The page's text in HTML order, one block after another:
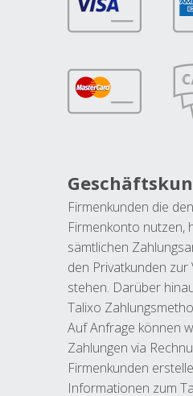
Firmenkunden die
Firmenkonto nutzen,
sämtlichen
den Privatkunden zur
stehen. Darüber
Talixo
Auf Anfrage können
Zahlungen via
Firmenkunden
Informationen zum